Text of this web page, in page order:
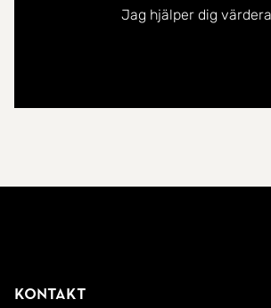
Jag hjälper dig
Kontakt